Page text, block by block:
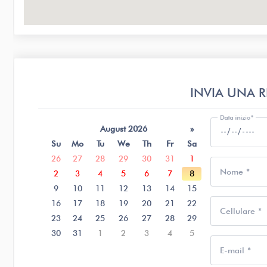
INVIA UNA
August 2026
»
Su
Mo Tu We Th Fr
Sa
26
27 28 29 30 31
1
2
3 4 5 6 7
8
9
10 11 12 13 14
15
16
17 18 19 20 21
22
23
24 25 26 27 28
29
30
31 1 2 3 4 5
Data inizio
Nome
Cellulare
E-mail